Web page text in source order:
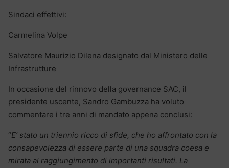
Sindaci effettivi:
Carmelina Volpe
Salvatore Maurizio Dilena designato dal Ministero delle
Infrastrutture
In occasione del rinnovo della governance SAC, il
presidente uscente, Sandro Gambuzza ha voluto
commentare i tre anni di mandato appena conclusi:
“E’ stato un triennio ricco di sfide, che ho affrontato con la
consapevolezza di essere parte di una squadra coesa e
mirata al raggiungimento di importanti risultati. La